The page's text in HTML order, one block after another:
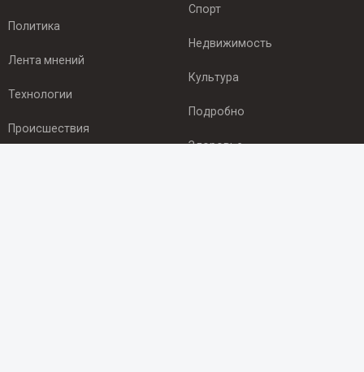
Политика
Лента мнений
Технологии
Происшествия
Спорт
Недвижимость
Культура
Подробно
Здоровье